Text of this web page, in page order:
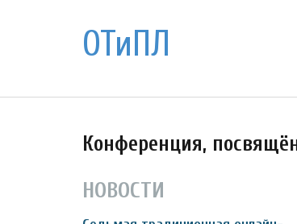
ОТиПЛ
Конференция,
НОВОСТИ